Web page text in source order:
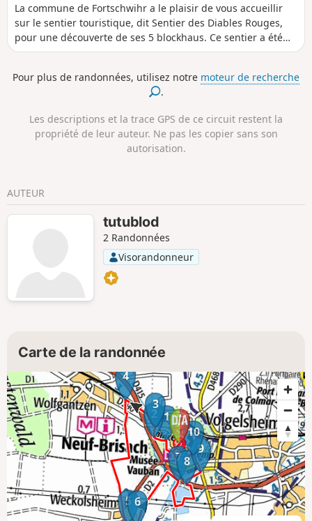
La commune de Fortschwihr a le plaisir de vous accueillir
sur le sentier touristique, dit Sentier des Diables Rouges,
pour une découverte de ses 5 blockhaus. Ce sentier a été
balisé, et les blockhaus rénovés par le Conseil des Sages en
Pour plus de randonnées, utilisez notre moteur de recherche
.
Les descriptions et la trace GPS de ce circuit restent la
propriété de leur auteur. Ne pas les copier sans son
autorisation.
AUTEUR
tutublod
2 Randonnées
Visorandonneur
Carte de la randonnée
1
2
3
4
5 6
78
9
10